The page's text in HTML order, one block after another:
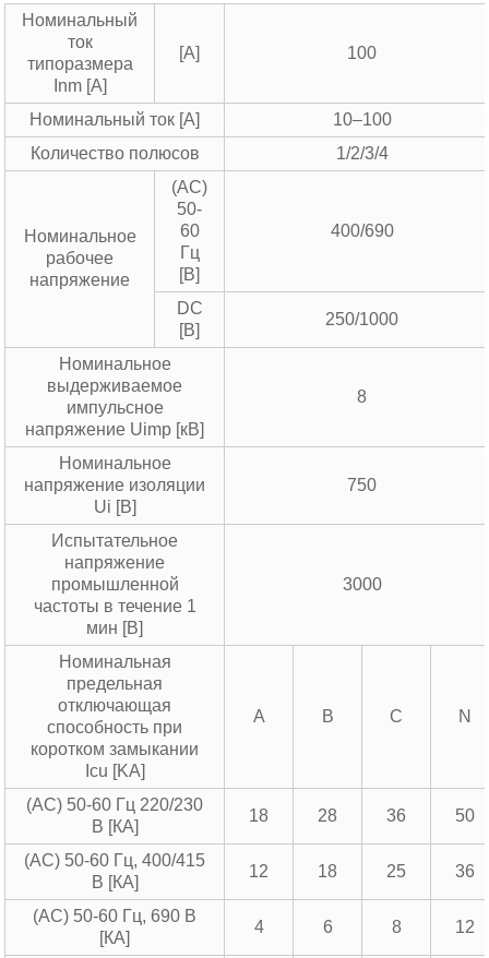
Номинальный
ток
типоразмера
Inm [A]
[A] 100
Номинальный ток [A]
10–100
Количество полюсов
1/2/3/4
Номинальное
рабочее
напряжение
(AC)
50-
60
Гц
[В]
400/690
DC
[В]
250/1000
Номинальное
выдерживаемое
импульсное
напряжение Uimp [кВ]
8
Номинальное
напряжение изоляции
Ui [В]
750
Испытательное
напряжение
промышленной
частоты в течение 1
мин [В]
3000
Номинальная
предельная
отключающая
способность при
коротком замыкании
Icu [KA]
A B C N
(AC) 50-60 Гц 220/230
В [КА]
18 28 36 50
(AC) 50-60 Гц, 400/415
В [КА]
12 18 25 36
(AC) 50-60 Гц, 690 В
[КА]
4 6 8 12